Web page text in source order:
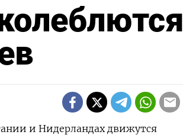
и Нидерландах движутся